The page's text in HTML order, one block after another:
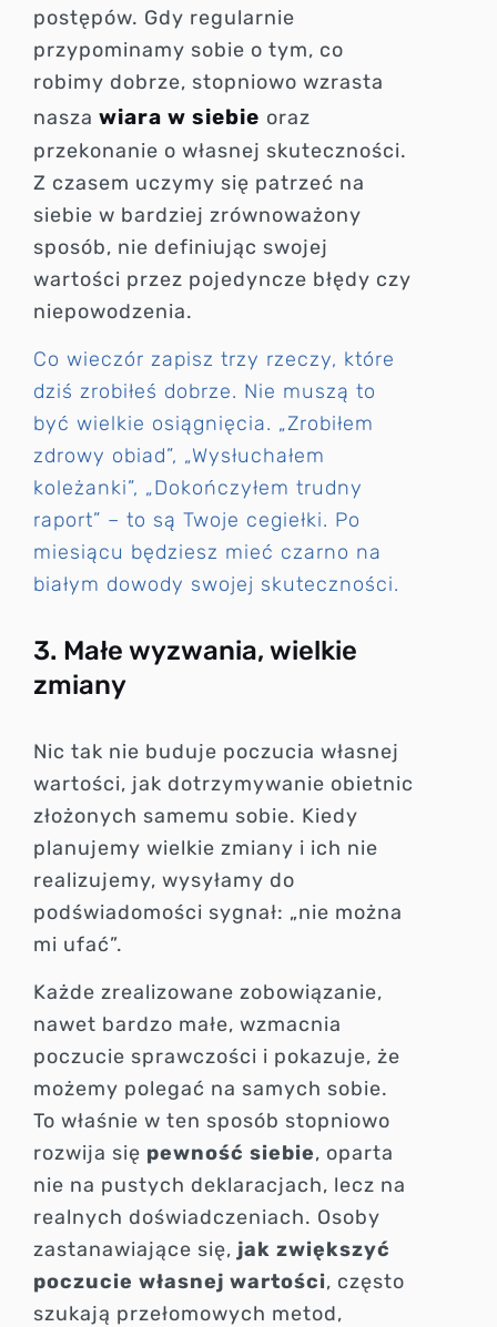
postępów. Gdy regularnie
przypominamy sobie o tym, co
robimy dobrze, stopniowo wzrasta
nasza wiara w siebie oraz
przekonanie o własnej skuteczności.
Z czasem uczymy się patrzeć na
siebie w bardziej zrównoważony
sposób, nie definiując swojej
wartości przez pojedyncze błędy czy
niepowodzenia.
Co wieczór zapisz trzy rzeczy, które
dziś zrobiłeś dobrze. Nie muszą to
być wielkie osiągnięcia. „Zrobiłem
zdrowy obiad”, „Wysłuchałem
koleżanki”, „Dokończyłem trudny
raport” – to są Twoje cegiełki. Po
miesiącu będziesz mieć czarno na
białym dowody swojej skuteczności.
3. Małe wyzwania, wielkie
zmiany
Nic tak nie buduje poczucia własnej
wartości, jak dotrzymywanie obietnic
złożonych samemu sobie. Kiedy
planujemy wielkie zmiany i ich nie
realizujemy, wysyłamy do
podświadomości sygnał: „nie można
mi ufać”.
Każde zrealizowane zobowiązanie,
nawet bardzo małe, wzmacnia
poczucie sprawczości i pokazuje, że
możemy polegać na samych sobie.
To właśnie w ten sposób stopniowo
rozwija się pewność siebie, oparta
nie na pustych deklaracjach, lecz na
realnych doświadczeniach. Osoby
zastanawiające się, jak zwiększyć
poczucie własnej wartości, często
szukają przełomowych metod,